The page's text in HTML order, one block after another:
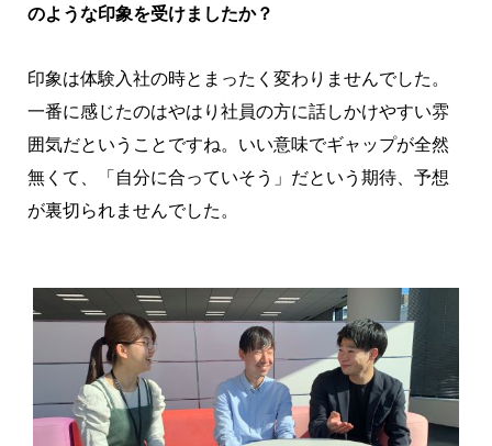
のような印象を受けましたか？
印象は体験入社の時とまったく変わりませんでした。
一番に感じたのはやはり社員の方に話しかけやすい雰
囲気だということですね。いい意味でギャップが全然
無くて、「自分に合っていそう」だという期待、予想
が裏切られませんでした。